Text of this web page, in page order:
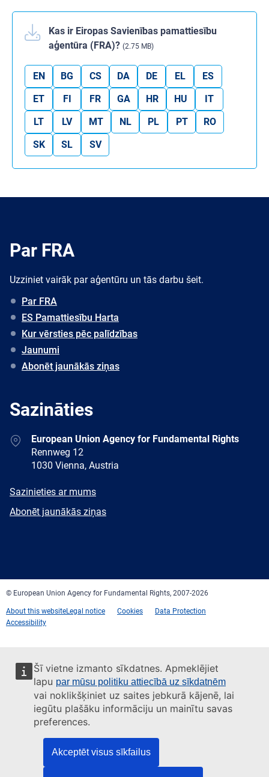
Šī vietne izmanto sīkdatnes. Apmeklējiet
lapu par mūsu politiku attiecībā uz sīkdatnēm
vai noklikšķiniet uz saites jebkurā kājenē, lai
iegūtu plašāku informāciju un mainītu savas
preferences.
Akceptēt visus sīkfailus
Kas ir Eiropas Savienības pamattiesību
aģentūra (FRA)? (2.75 MB)
EN BG CS DA DE EL
ES
ET
FI FR GA HR HU
IT
LT
LV MT NL PL PT
RO
SK
SL SV
Par FRA
Uzziniet vairāk par aģentūru un tās darbu šeit.
Par FRA
ES Pamattiesību Harta
Kur vērsties pēc palīdzības
Jaunumi
Abonēt jaunākās ziņas
Sazināties
AddressEuropean Union Agency for Fundamental Rights
Rennweg 12
1030 Vienna, Austria
E-
Sazinieties ar mums
Newsletter
Abonēt jaunākās ziņas
© European Union Agency for Fundamental Rights, 2007-2026
About this websiteLegal notice Cookies
Data Protection
Accessibility